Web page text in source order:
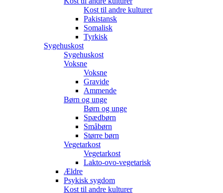
Kost til andre kulturer
Pakistansk
Somalisk
Tyrkisk
Sygehuskost
Sygehuskost
Voksne
Voksne
Gravide
Ammende
Børn og unge
Børn og unge
Spædbørn
Småbørn
Større børn
Vegetarkost
Vegetarkost
Lakto-ovo-vegetarisk
Ældre
Psykisk sygdom
Kost til andre kulturer